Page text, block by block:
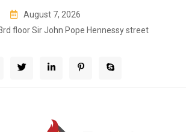
August 7, 2026
floor Sir John Pope Hennessy street